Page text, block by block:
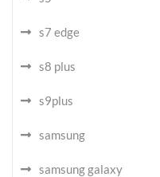
s7 edge
s8 plus
s9plus
samsung
samsung galaxy